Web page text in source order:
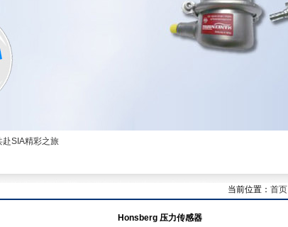
SIA精彩之旅
当前位置： 首页
Honsberg 压力传感器